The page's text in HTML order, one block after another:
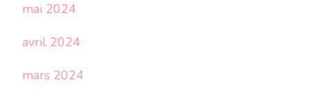
mai 2024
avril 2024
mars 2024